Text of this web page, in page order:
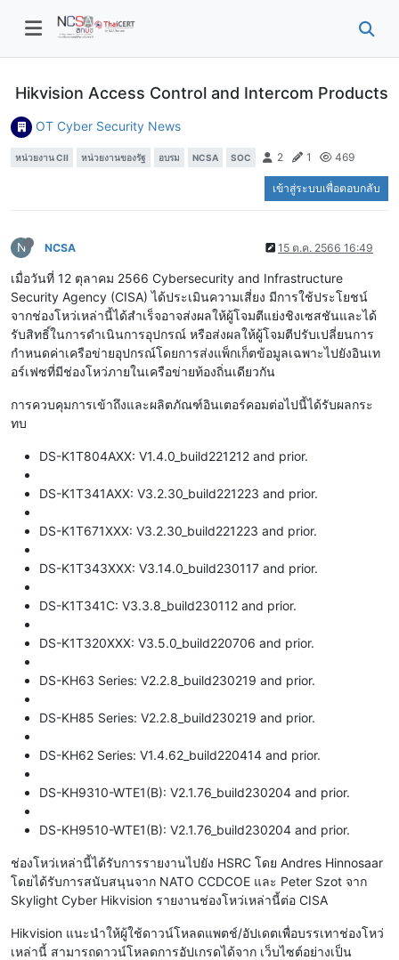
Hikvision Access Control and Intercom Products
OT Cyber Security News
หน่วยงาน CII หน่วยงานของรัฐ อบรม NCSA SOC 2 1 469
เข้าสู่ระบบเพื่อตอบกลับ
N NCSA 15 ต.ค. 2566 16:49
เมื่อวันที่ 12 ตุลาคม 2566 Cybersecurity and Infrastructure
Security Agency (CISA) ได้ประเมินความเสี่ยง มีการใช้ประโยชน์
จากช่องโหว่เหล่านี้ได้สำเร็จอาจส่งผลให้ผู้โจมตีแย่งชิงเซสชันและได้
รับสิทธิ์ในการดำเนินการอุปกรณ์ หรือส่งผลให้ผู้โจมตีปรับเปลี่ยนการ
กำหนดค่าเครือข่ายอุปกรณ์โดยการส่งแพ็กเก็ตข้อมูลเฉพาะไปยังอินเท
อร์เฟซที่มีช่องโหว่ภายในเครือข่ายท้องถิ่นเดียวกัน
การควบคุมการเข้าถึงและผลิตภัณฑ์อินเตอร์คอมต่อไปนี้ได้รับผลกระ
ทบ
DS-K1T804AXX: V1.4.0_build221212 and prior.
DS-K1T341AXX: V3.2.30_build221223 and prior.
DS-K1T671XXX: V3.2.30_build221223 and prior.
DS-K1T343XXX: V3.14.0_build230117 and prior.
DS-K1T341C: V3.3.8_build230112 and prior.
DS-K1T320XXX: V3.5.0_build220706 and prior.
DS-KH63 Series: V2.2.8_build230219 and prior.
DS-KH85 Series: V2.2.8_build230219 and prior.
DS-KH62 Series: V1.4.62_build220414 and prior.
DS-KH9310-WTE1(B): V2.1.76_build230204 and prior.
DS-KH9510-WTE1(B): V2.1.76_build230204 and prior.
ช่องโหว่เหล่านี้ได้รับการรายงานไปยัง HSRC โดย Andres Hinnosaar
โดยได้รับการสนับสนุนจาก NATO CCDCOE และ Peter Szot จาก
Skylight Cyber Hikvision รายงานช่องโหว่เหล่านี้ต่อ CISA
Hikvision แนะนำให้ผู้ใช้ดาวน์โหลดแพตช์/อัปเดตเพื่อบรรเทาช่องโหว่
เหล่านี้ สามารถดาวน์โหลดการอัปเกรดได้จาก เว็บไซต์อย่างเป็น